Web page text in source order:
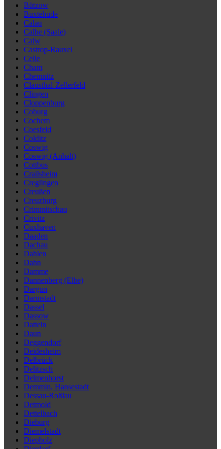
Bützow
Buxtehude
Calau
Calbe (Saale)
Calw
Castrop-Rauxel
Celle
Cham
Chemnitz
Clausthal-Zellerfeld
Clingen
Cloppenburg
Coburg
Cochem
Coesfeld
Colditz
Coswig
Coswig (Anhalt)
Cottbus
Crailsheim
Creglingen
Creußen
Creuzburg
Crimmitschau
Crivitz
Cuxhaven
Daaden
Dachau
Dahlen
Dahn
Damme
Dannenberg (Elbe)
Dargun
Darmstadt
Dassel
Dassow
Datteln
Daun
Deggendorf
Deidesheim
Delbrück
Delitzsch
Delmenhorst
Demmin, Hansestadt
Dessau-Roßlau
Detmold
Dettelbach
Dieburg
Diemelstadt
Diepholz